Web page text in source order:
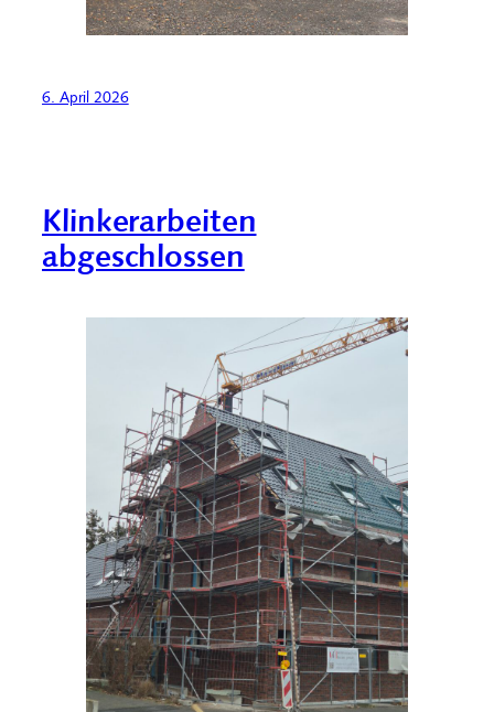
6. April 2026
Klinkerarbeiten
abgeschlossen